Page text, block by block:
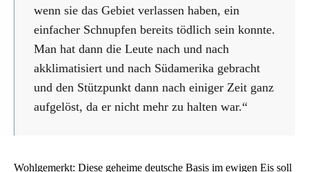
wenn sie das Gebiet verlassen haben, ein
einfacher Schnupfen bereits tödlich sein konnte.
Man hat dann die Leute nach und nach
akklimatisiert und nach Südamerika gebracht
und den Stützpunkt dann nach einiger Zeit ganz
aufgelöst, da er nicht mehr zu halten war.“
Wohlgemerkt: Diese geheime deutsche Basis im ewigen Eis soll